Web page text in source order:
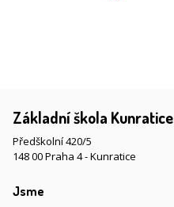
Základní škola Kunratice
Předškolní 420/5
148 00 Praha 4 - Kunratice
Jsme